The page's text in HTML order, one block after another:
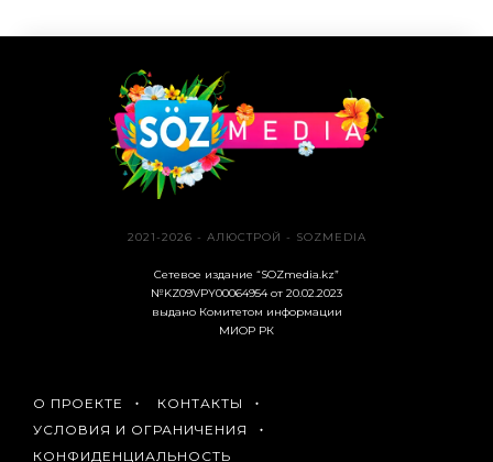
2021-2026 - АЛЮСТРОЙ - SOZMEDIA
Сетевое издание “SOZmedia.kz”
№KZ09VPY00064954 от 20.02.2023
выдано Комитетом информации
МИОР РК
О ПРОЕКТЕ
КОНТАКТЫ
УСЛОВИЯ И ОГРАНИЧЕНИЯ
КОНФИДЕНЦИАЛЬНОСТЬ